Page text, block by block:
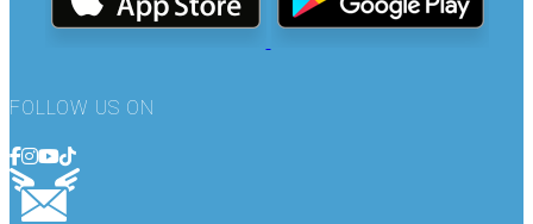
FOLLOW US ON